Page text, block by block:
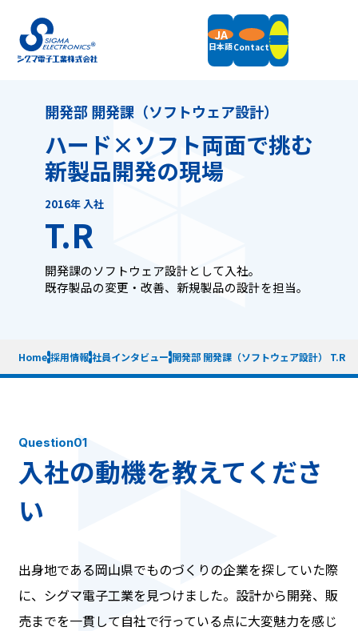
JA
日本語Contact
Products
Field Balancers
Vertical Balancing Machines
Vibration Measurement
Accessories
Packaging Weight & Size
Support
Support Information
News
Remote Demonstration
Company
Message
Quality Policy
Terms of Service Privacy PolicySitemap
開発部 開発課（ソフトウェア設計）
ハード×ソフト両面で挑む
新製品開発の現場
2016年 入社
T.R
開発課のソフトウェア設計として入社。
既存製品の変更・改善、新規製品の設計を担当。
Home 採用情報 社員インタビュー 開発部 開発課（ソフトウェア設計） T.R
Question01
入社の動機を教えてくださ
い
出身地である岡山県でものづくりの企業を探していた際
に、シグマ電子工業を見つけました。設計から開発、販
売までを一貫して自社で行っている点に大変魅力を感じ